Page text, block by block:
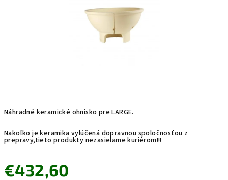
Náhradné keramické ohnisko pre LARGE.
Nakoľko je keramika vylúčená dopravnou spoločnosťou z
prepravy,tieto produkty nezasielame kuriérom!!!
€432,60